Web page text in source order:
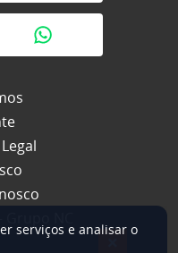
serviços e analisar o